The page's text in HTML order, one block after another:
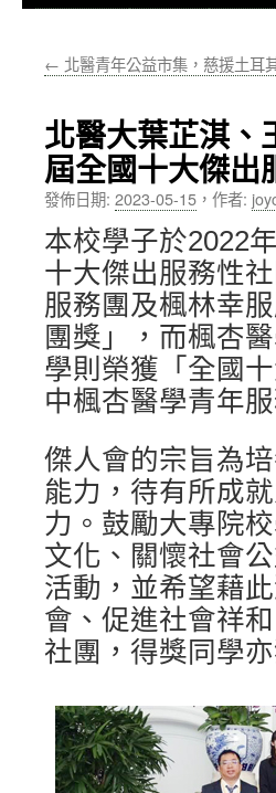
要
容
← 北醫青年公益市集，慈援土耳
北醫大葉芷淇、
屆全國十大傑出
發佈日期: 2023-05-15 ， 作者:
本校學子於2022
十大傑出服務性
服務團及楓林幸
團獎」，而楓杏
學則榮獲「全國
中楓杏醫學青年
傑人會的宗旨為
能力，待有所成
力。鼓勵大專院
文化、關懷社會
活動，並希望藉
會、促進社會祥
社團，得獎同學